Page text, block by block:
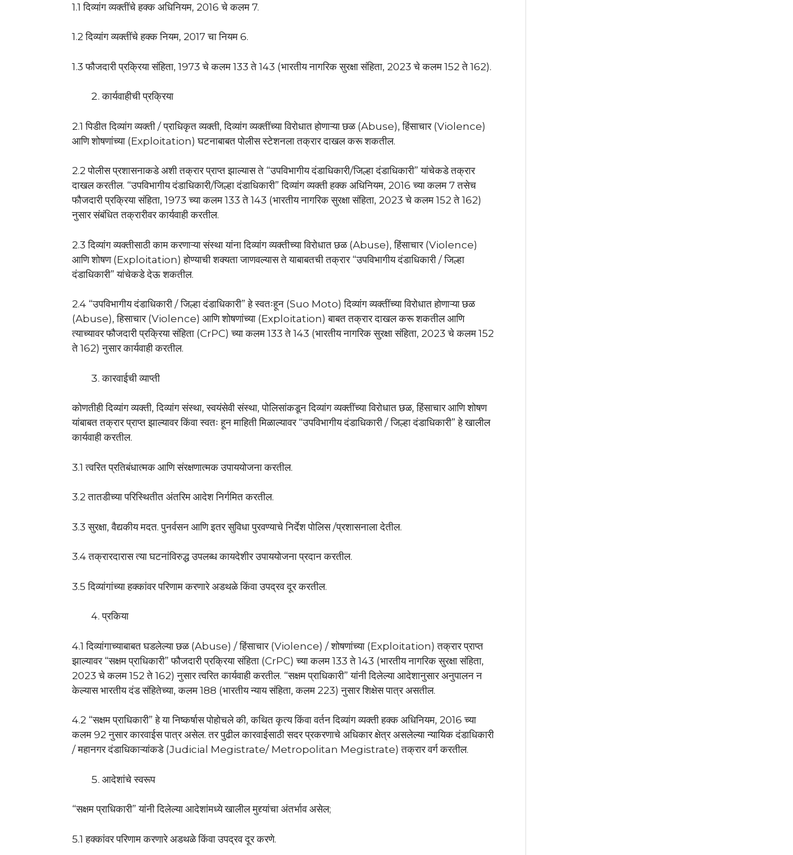
1.1 दिव्यांग व्यक्तींचे हक्क अधिनियम, 2016 चे कलम 7.
1.2 दिव्यांग व्यक्तींचे हक्क नियम, 2017 चा नियम 6.
1.3 फौजदारी प्रक्रिया संहिता, 1973 चे कलम 133 ते 143 (भारतीय नागरिक सुरक्षा संहिता, 2023 चे कलम 152 ते 162).
कार्यवाहीची प्रक्रिया
2.1 पिडीत दिव्यांग व्यक्ती / प्राधिकृत व्यक्ती, दिव्यांग व्यक्तींच्या विरोधात होणाऱ्या छळ (Abuse), हिंसाचार (Violence)
आणि शोषणांच्या (Exploitation) घटनाबाबत पोलीस स्टेशनला तक्रार दाखल करू शकतील.
2.2 पोलीस प्रशासनाकडे अशी तक्रार प्राप्त झाल्यास ते “उपविभागीय दंडाधिकारी/जिल्हा दंडाधिकारी” यांचेकडे तक्रार
दाखल करतील. “उपविभागीय दंडाधिकारी/जिल्हा दंडाधिकारी” दिव्यांग व्यक्ती हक्क अधिनियम, 2016 च्या कलम 7 तसेच
फौजदारी प्रक्रिया संहिता, 1973 च्या कलम 133 ते 143 (भारतीय नागरिक सुरक्षा संहिता, 2023 चे कलम 152 ते 162)
नुसार संबंधित तक्रारीवर कार्यवाही करतील.
2.3 दिव्यांग व्यक्तीसाठी काम करणाऱ्या संस्था यांना दिव्यांग व्यक्तीच्या विरोधात छळ (Abuse), हिंसाचार (Violence)
आणि शोषण (Exploitation) होण्याची शक्यता जाणवल्यास ते याबाबतची तक्रार “उपविभागीय दंडाधिकारी / जिल्हा
दंडाधिकारी” यांचेकडे देऊ शकतील.
2.4 “उपविभागीय दंडाधिकारी / जिल्हा दंडाधिकारी” हे स्वतःहून (Suo Moto) दिव्यांग व्यक्तींच्या विरोधात होणाऱ्या छळ
(Abuse), हिसाचार (Violence) आणि शोषणांच्या (Exploitation) बाबत तक्रार दाखल करू शकतील आणि
त्याच्यावर फौजदारी प्रक्रिया संहिता (CrPC) च्या कलम 133 ते 143 (भारतीय नागरिक सुरक्षा संहिता, 2023 चे कलम 152
ते 162) नुसार कार्यवाही करतील.
कारवाईची व्याप्ती
कोणतीही दिव्यांग व्यक्ती, दिव्यांग संस्था, स्वयंसेवी संस्था, पोलिसांकडून दिव्यांग व्यक्तींच्या विरोधात छळ, हिंसाचार आणि शोषण
यांबाबत तक्रार प्राप्त झाल्यावर किंवा स्वतः हून माहिती मिळाल्यावर “उपविभागीय दंडाधिकारी / जिल्हा दंडाधिकारी” हे खालील
कार्यवाही करतील.
3.1 त्वरित प्रतिबंधात्मक आणि संरक्षणात्मक उपाययोजना करतील.
3.2 तातडीच्या परिस्थितीत अंतरिम आदेश निर्गमित करतील.
3.3 सुरक्षा, वैद्यकीय मदत. पुनर्वसन आणि इतर सुविधा पुरवण्याचे निर्देश पोलिस /प्रशासनाला देतील.
3.4 तक्रारदारास त्या घटनांविरुद्ध उपलब्ध कायदेशीर उपाययोजना प्रदान करतील.
3.5 दिव्यांगांच्या हक्कांवर परिणाम करणारे अडथळे किंवा उपद्रव दूर करतील.
प्रकिया
4.1 दिव्यांगाच्याबाबत घडलेल्या छळ (Abuse) / हिंसाचार (Violence) / शोषणांच्या (Exploitation) तक्रार प्राप्त
झाल्यावर “सक्षम प्राधिकारी” फौजदारी प्रक्रिया संहिता (CrPC) च्या कलम 133 ते 143 (भारतीय नागरिक सुरक्षा संहिता,
2023 चे कलम 152 ते 162) नुसार त्वरित कार्यवाही करतील. “सक्षम प्राधिकारी” यांनी दिलेल्या आदेशानुसार अनुपालन न
केल्यास भारतीय दंड संहितेच्या, कलम 188 (भारतीय न्याय संहिता, कलम 223) नुसार शिक्षेस पात्र असतील.
4.2 “सक्षम प्राधिकारी” हे या निष्कर्षास पोहोचले की, कथित कृत्य किंवा वर्तन दिव्यांग व्यक्ती हक्क अधिनियम, 2016 च्या
कलम 92 नुसार कारवाईस पात्र असेल. तर पुढील कारवाईसाठी सदर प्रकरणाचे अधिकार क्षेत्र असलेल्या न्यायिक दंडाधिकारी
/ महानगर दंडाधिकाऱ्यांकडे (Judicial Megistrate/ Metropolitan Megistrate) तक्रार वर्ग करतील.
आदेशांचे स्वरूप
“सक्षम प्राधिकारी” यांनी दिलेल्या आदेशांमध्ये खालील मुद्द्यांचा अंतर्भाव असेल;
5.1 हक्कांवर परिणाम करणारे अडथळे किंवा उपद्रव दूर करणे.